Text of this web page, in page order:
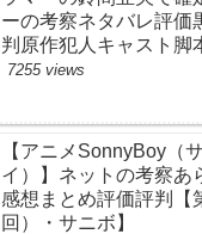
ーの考察ネタバレ評価
判原作犯人キャスト脚
まとめ・藤間爽子】
7255 views
【アニメSonnyBoy（
イ）】ネットの考察あ
感想まとめ評価評判【
回）・サニボ】